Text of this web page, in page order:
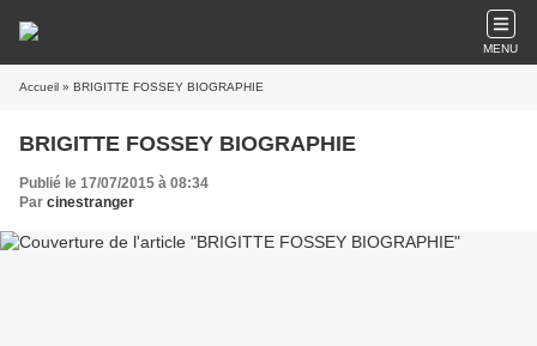
MENU
Accueil » BRIGITTE FOSSEY BIOGRAPHIE
BRIGITTE FOSSEY BIOGRAPHIE
Publié le 17/07/2015 à 08:34
Par cinestranger